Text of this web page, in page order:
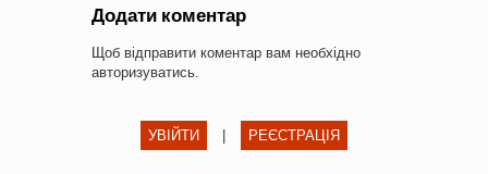
Додати коментар
Щоб відправити коментар вам необхідно
авторизуватись.
УВІЙТИ РЕЄСТРАЦІЯ